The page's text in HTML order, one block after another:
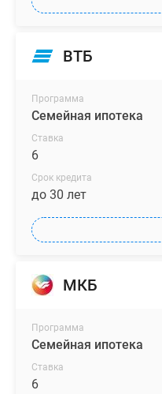
ВТБ
Программа
Семейная ипотека
Ставка
6
Срок кредита
до 30 лет
МКБ
Программа
Семейная ипотека
Ставка
6